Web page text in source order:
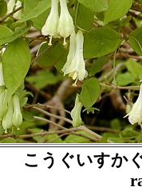
こうぐいすか